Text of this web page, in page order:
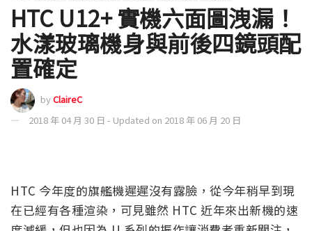
HTC U12+ 實機六面圖洩漏！
水漾玻璃機身與前後四鏡頭配
置確定
byClaireC
2018 年 04 月 30 日 - Updated on 2018 年 06 月 20 日
HTC 今年度的旗艦機遲遲沒有露臉，從今年稍早到現
在已經有各種渲染，可見雖然 HTC 近年來出新機的速